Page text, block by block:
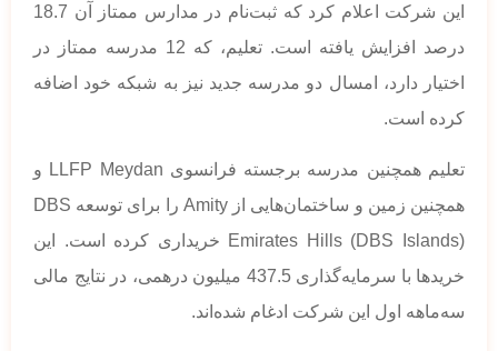
این شرکت اعلام کرد که ثبت‌نام در مدارس ممتاز آن 18.7
درصد افزایش یافته است. تعلیم، که 12 مدرسه ممتاز در
اختیار دارد، امسال دو مدرسه جدید نیز به شبکه خود اضافه
کرده است.
تعلیم همچنین مدرسه برجسته فرانسوی LLFP Meydan و
همچنین زمین و ساختمان‌هایی از Amity را برای توسعه DBS
Emirates Hills (DBS Islands) خریداری کرده است. این
خریدها با سرمایه‌گذاری 437.5 میلیون درهمی، در نتایج مالی
سه‌ماهه اول این شرکت ادغام شده‌اند.